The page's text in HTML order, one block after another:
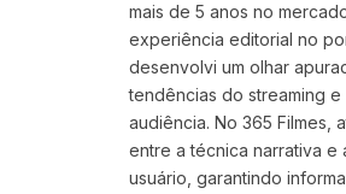
mais de 5 anos no
experiência editorial no
desenvolvi um olhar
tendências do streaming
audiência. No 365 Filmes,
entre a técnica narrativa e
usuário, garantindo